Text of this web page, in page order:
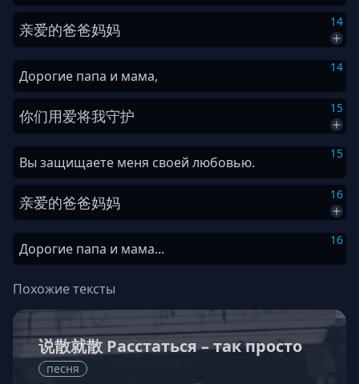
14
亲爱的爸爸妈妈
14
Дорогие папа и мама,
15
你们用爱将我守护
15
Вы защищаете меня своей любовью.
16
亲爱的爸爸妈妈
16
Дорогие папа и мама...
Похожие тексты
说散就散 Расстаться – так просто
песня